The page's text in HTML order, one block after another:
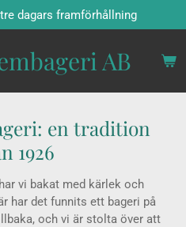
dagars framförhållning
AB
en tradition
1926
vi bakat med kärlek och
har det funnits ett bageri på
och vi är stolta över att